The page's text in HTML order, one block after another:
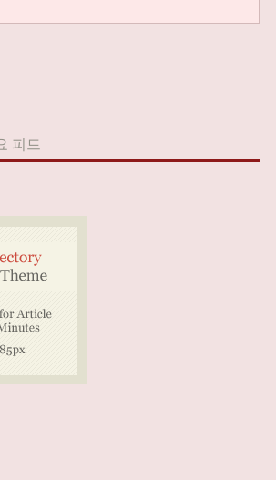
피드